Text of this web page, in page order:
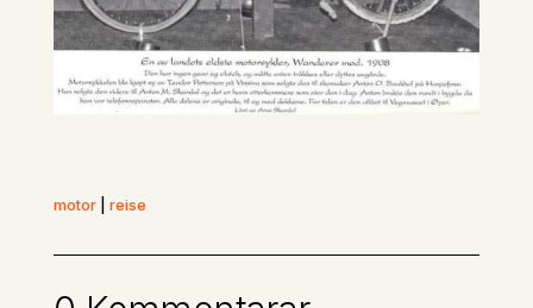
motor| reise